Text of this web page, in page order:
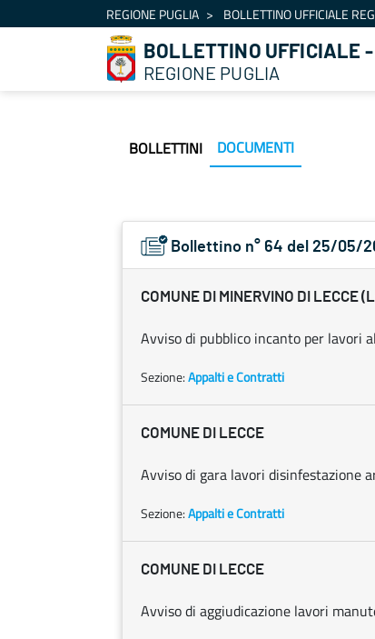
Salta al contenutoREGIONE PUGLIA BOLLETTINO UFFICIALE
BOLLETTINO UFFICIALE
REGIONE PUGLIA
BOLLETTINI DOCUMENTI
Bollettino n° 64 del 25/05/
COMUNE DI MINERVINO DI LECCE
Avviso di pubblico incanto per lavori
Sezione:Appalti e Contratti
COMUNE DI LECCE
Avviso di gara lavori disinfestazione
Sezione:Appalti e Contratti
COMUNE DI LECCE
Avviso di aggiudicazione lavori